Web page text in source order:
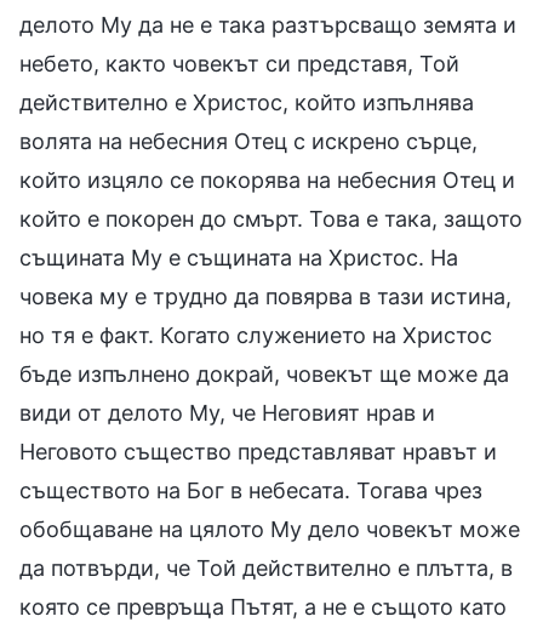
делото Му да не е така разтърсващо земята и
небето, както човекът си представя, Той
действително е Христос, който изпълнява
волята на небесния Отец с искрено сърце,
който изцяло се покорява на небесния Отец и
който е покорен до смърт. Това е така, защото
същината Му е същината на Христос. На
човека му е трудно да повярва в тази истина,
но тя е факт. Когато служението на Христос
бъде изпълнено докрай, човекът ще може да
види от делото Му, че Неговият нрав и
Неговото същество представляват нравът и
съществото на Бог в небесата. Тогава чрез
обобщаване на цялото Му дело човекът може
да потвърди, че Той действително е плътта, в
която се превръща Пътят, а не е същото като